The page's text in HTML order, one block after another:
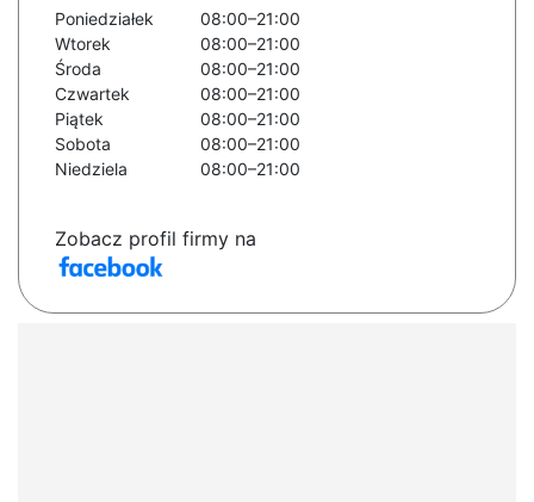
Poniedziałek
08:00–21:00
Wtorek
08:00–21:00
Środa
08:00–21:00
Czwartek
08:00–21:00
Piątek
08:00–21:00
Sobota
08:00–21:00
Niedziela
08:00–21:00
Zobacz profil firmy na